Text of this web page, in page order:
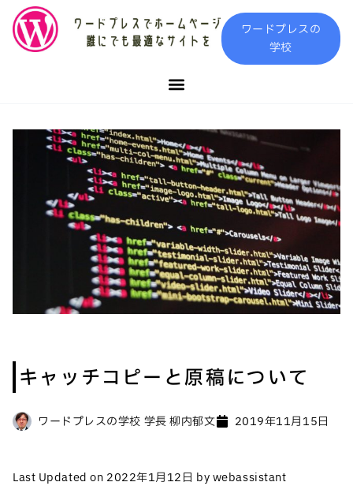
ワードプレスの
学校
キャッチコピーと原稿について
ワードプレスの学校 学長 柳内郁文 2019年11月15日
Last Updated on 2022年1月12日 by webassistant